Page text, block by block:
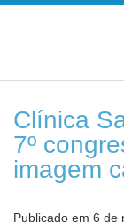
Clínica
7º
imagem
Publicado em 6 de